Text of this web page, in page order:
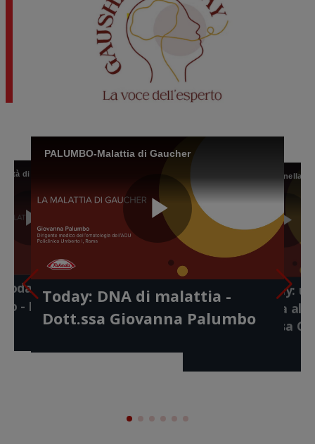
Video
identikit di
Serena
vita -
Play
Video
anche le
- Dott. Antonio
PALUMBO-Malattia di Gaucher
Play
Video
Today: DNA di malattia -
Dott.ssa Giovanna Palumbo
Gaushare Today:
diagnosi giusta al
giusto - Dott.ssa
Gaushare
a questi